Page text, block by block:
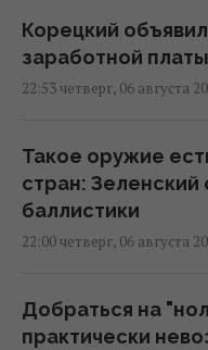
Корецкий
заработной
22:53 четверг, 06 августа
Такое оружие
стран: Зеленский
баллистики
22:00 четверг, 06 августа
Добраться на
практически